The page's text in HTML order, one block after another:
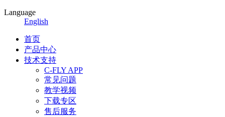
Language
English
首页
产品中心
技术支持
C-FLY APP
常见问题
教学视频
下载专区
售后服务